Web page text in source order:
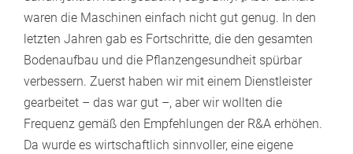
waren die Maschinen einfach nicht gut genug. In den
letzten Jahren gab es Fortschritte, die den gesamten
Bodenaufbau und die Pflanzengesundheit spürbar
verbessern. Zuerst haben wir mit einem Dienstleister
gearbeitet – das war gut –, aber wir wollten die
Frequenz gemäß den Empfehlungen der R&A erhöhen.
Da wurde es wirtschaftlich sinnvoller, eine eigene